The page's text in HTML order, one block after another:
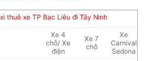
thuê xe TP Bạc Liêu đi Tây Ninh
Xe 4
chỗ/ Xe
điện
Xe 7
chỗ
Xe
Carnival
Sedona